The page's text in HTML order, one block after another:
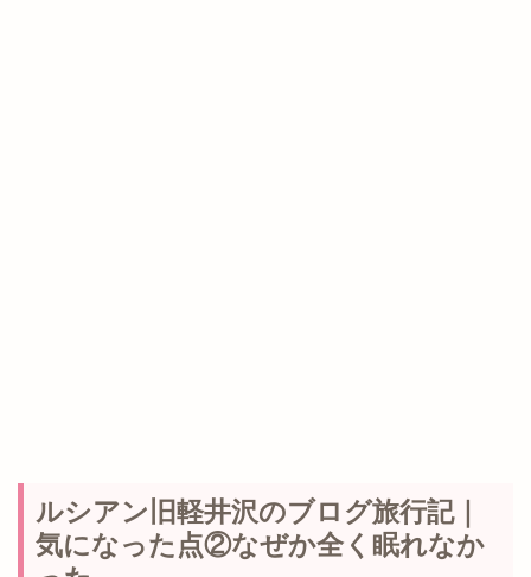
ルシアン旧軽井沢のブログ旅行記｜
気になった点②なぜか全く眠れなか